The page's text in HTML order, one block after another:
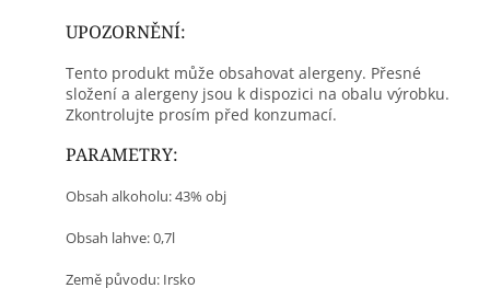
UPOZORNĚNÍ:
Tento produkt může obsahovat alergeny. Přesné
složení a alergeny jsou k dispozici na obalu výrobku.
Zkontrolujte prosím před konzumací.
PARAMETRY:
Obsah alkoholu: 43% obj
Obsah lahve: 0,7l
Země původu: Irsko